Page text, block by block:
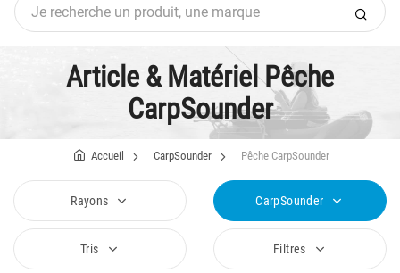
Article & Matériel Pêche
CarpSounder
Accueil CarpSounder Pêche CarpSounder
Rayons CarpSounder
Tris Filtres